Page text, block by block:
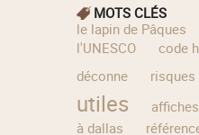
MOTS CLÉS
le lapin de Pâques
l'UNESCO
code
déconne
utiles
affiches
à dallas